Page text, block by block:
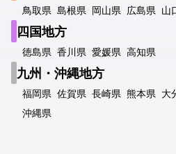
鳥取県 島根県 岡山県 広島県 山
四国地方
徳島県 香川県 愛媛県 高知県
九州・沖縄地方
福岡県 佐賀県 長崎県 熊本県 大
沖縄県